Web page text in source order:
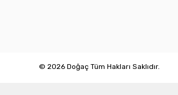
© 2026 Doğaç Tüm Hakları Saklıdır.